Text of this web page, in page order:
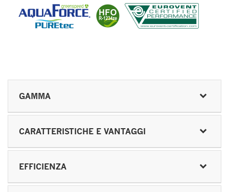
GAMMA
CARATTERISTICHE E VANTAGGI
EFFICIENZA